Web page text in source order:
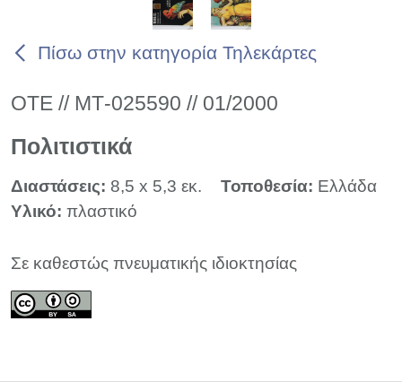
Πίσω στην κατηγορία Τηλεκάρτες
ΟΤΕ // ΜΤ-025590 // 01/2000
Πολιτιστικά
Διαστάσεις: 8,5 x 5,3 εκ. Τοποθεσία: Ελλάδα
Υλικό: πλαστικό
Σε καθεστώς πνευματικής ιδιοκτησίας